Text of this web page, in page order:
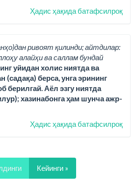
Ҳадис ҳақида батафсилроқ
ривоят қилинди; айтдилар:
алайҳи ва саллам бундай
уйидан холис ниятда ва
(садақа) берса, унга эрининг
берилгай. Аёл эзгу ниятда
хазинабонга ҳам шунча ажр-
Ҳадис ҳақида батафсилроқ
Кейинги »